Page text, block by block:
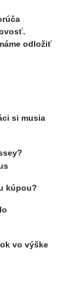
odložiť
si musia
kúpou?
vo výške